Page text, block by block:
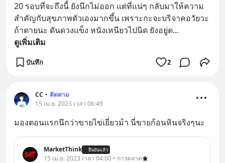
20 รอบที่จะถึงนี้ ยังนึกไม่ออก แต่ที่แน่ๆ กลับมาให้ความ
สำคัญกับสุขภาพตัวเองมากขึ้น เพราะกะจะบริจาคอวัยวะ
ถ้าตายนะ ดันดวงเเข็ง หนังเหนียวไปนิด ยังอยู่ด...
ดูเพิ่มเติม
บันทึก 2
CC • ติดตาม
15 เม.ย. 2023 เวลา 06:49
มองตอนแรกนึกว่าขายไข่เยี่ยวม้า นี่ขายก้อนหินจริงๆนะ
MarketThink ยืนยันแล้ว
15 เม.ย. 2023 เวลา 04:00 • การตลาด